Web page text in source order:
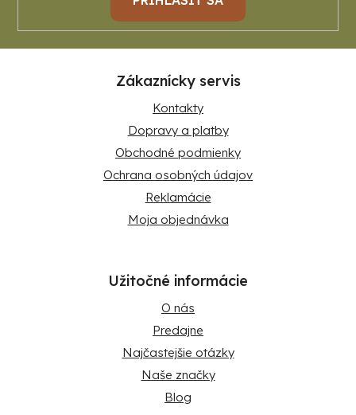
Zákaznícky servis
Kontakty
Dopravy a platby
Obchodné podmienky
Ochrana osobných údajov
Reklamácie
Moja objednávka
Užitočné informácie
O nás
Predajne
Najčastejšie otázky
Naše značky
Blog